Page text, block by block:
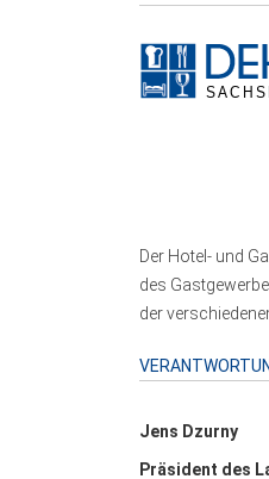
Der Hotel- und
des
der
Jens Dzurny
Präsident des